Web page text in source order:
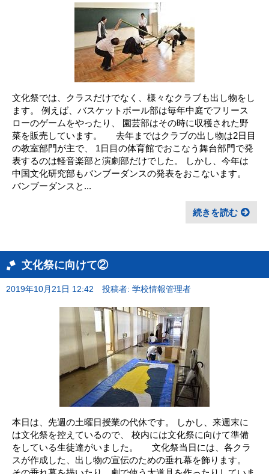
文化祭では、クラスだけでなく、様々なクラブも出し物をし
ます。 例えば、バスケットボール部は毎年中庭でフリース
ローのゲームをやったり、 園芸部はその時に収穫された野
菜を販売しています。 去年まではクラブの出し物は2日目
の教室部門が主で、 1日目の体育館でおこなう舞台部門で発
表するのは軽音楽部と演劇部だけでした。 しかし、今年は
中国文化研究部もバンブーダンスの発表をおこないます。
バンブーダンスと...
続きを読む
文化祭に向けて②
2019年10月21日 12:42 投稿者: 学校情報管理者
本日は、先週の土曜日授業の代休です。 しかし、来週末に
は文化祭を控えているので、 校内には文化祭に向けて準備
をしている生徒達がいました。 文化祭当日には、各クラ
スが作成した、出し物の宣伝のための垂れ幕を飾ります。